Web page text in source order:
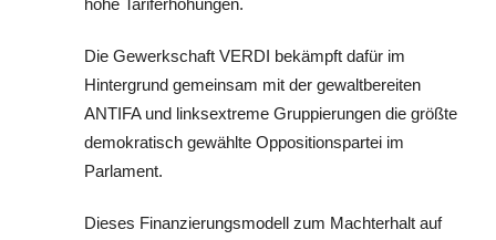
Die Gewerkschaft VERDI bekämpft dafür im
Hintergrund gemeinsam mit der gewaltbereiten
ANTIFA und linksextreme Gruppierungen die größte
demokratisch gewählte Oppositionspartei im
Parlament.
Dieses Finanzierungsmodell zum Machterhalt auf